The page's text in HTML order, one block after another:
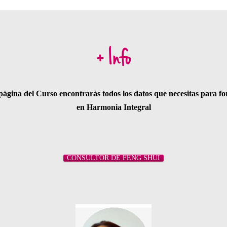
+ Info
del Curso encontrarás todos los datos que necesitas para
en Harmonia Integral
CONSULTOR DE FENG SHUI